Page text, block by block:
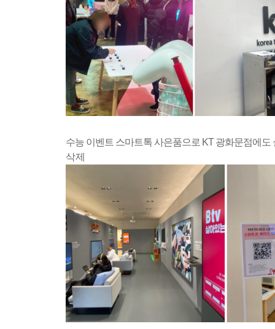
수능 이벤트 스마트톡 사은품으로 KT 광화문점에도
삭제